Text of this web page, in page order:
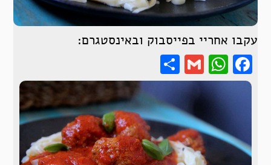
עקבו אחריי בפייסבוק ובאינסטגרם:
Facebook
WhatsApp
Gmail